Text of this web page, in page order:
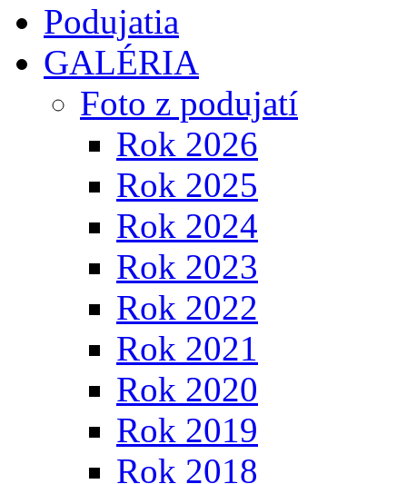
Podujatia
GALÉRIA
Foto z podujatí
Rok 2026
Rok 2025
Rok 2024
Rok 2023
Rok 2022
Rok 2021
Rok 2020
Rok 2019
Rok 2018